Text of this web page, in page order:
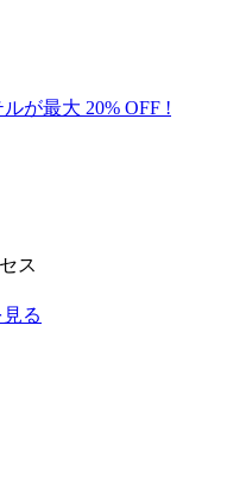
が最大 20% OFF !
ス
る